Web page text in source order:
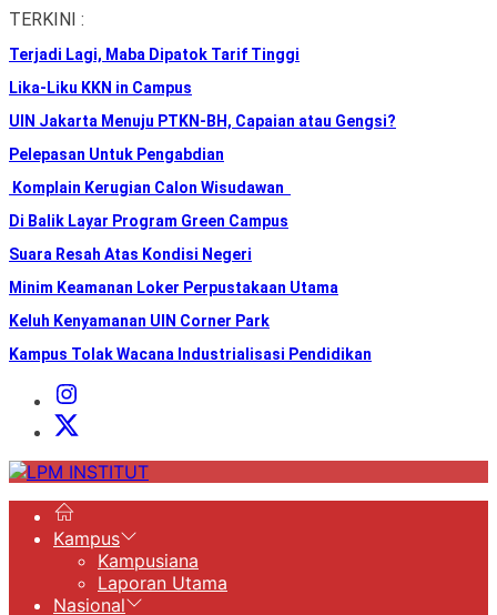
Skip
the
content
TERKINI :
Terjadi Lagi, Maba Dipatok Tarif Tinggi
Lika-Liku KKN in Campus
UIN Jakarta Menuju PTKN-BH, Capaian atau Gengsi?
Pelepasan Untuk Pengabdian
Komplain Kerugian Calon Wisudawan
Di Balik Layar Program Green Campus
Suara Resah Atas Kondisi Negeri
Minim Keamanan Loker Perpustakaan Utama
Keluh Kenyamanan UIN Corner Park
Kampus Tolak Wacana Industrialisasi Pendidikan
Instagram
Institut
X
LPM
Kampus
Kampusiana
Laporan Utama
Nasional